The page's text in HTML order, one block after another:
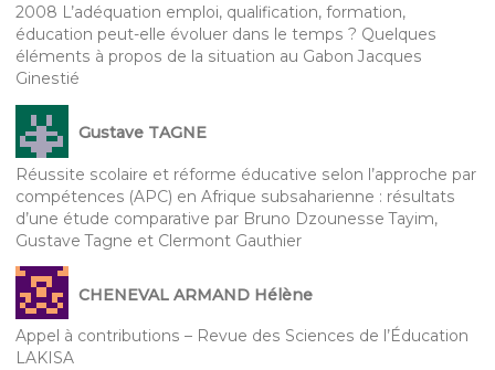
2008 L’adéquation emploi, qualification, formation,
éducation peut-elle évoluer dans le temps ? Quelques
éléments à propos de la situation au Gabon Jacques
Ginestié
Gustave TAGNE
Réussite scolaire et réforme éducative selon l’approche par
compétences (APC) en Afrique subsaharienne : résultats
d’une étude comparative par Bruno Dzounesse Tayim,
Gustave Tagne et Clermont Gauthier
CHENEVAL ARMAND Hélène
Appel à contributions – Revue des Sciences de l’Éducation
LAKISA